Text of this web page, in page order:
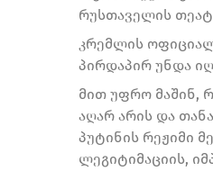
რუსთაველის
კრემლის
პირდაპირ უნდა
მით უფრო მაშინ,
აღარ არის და
პუტინის რეჟიმი
ლეგიტიმაციის,